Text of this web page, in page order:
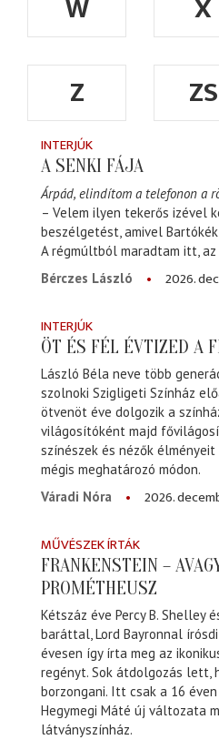
W X
Z
ZS
INTERJÚK
A SENKI FÁJA
Árpád, elindítom a telefonon a
– Velem ilyen tekerős izével
beszélgetést, amivel
A régmúltból maradtam itt, az
Bérczes László
2026.
INTERJÚK
ÖT ÉS FÉL ÉVTIZED A
László Béla neve több
szolnoki Szigligeti Színház
ötvenöt éve dolgozik a
világosítóként majd
színészek és nézők
mégis meghatározó módon.
Váradi Nóra
2026.
MŰVÉSZEK ÍRTÁK
FRANKENSTEIN –
PROMÉTHEUSZ
Kétszáz éve Percy B. Shelley
baráttal, Lord Bayronnal
évesen így írta meg az
regényt. Sok átdolgozás lett,
borzongani. Itt csak a 16
Hegymegi Máté új változata
látványszínház.